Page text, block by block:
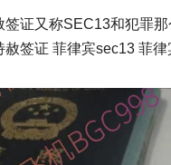
签证又称SEC13和犯罪
赦签证 菲律宾sec13 菲